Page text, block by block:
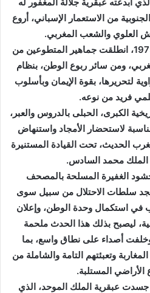
من الاستعمار الإسباني، أروع
العلوي والشعب المغربي.
ففي السادس من نونبر سنة 1975، انطلقت جماهير المتطوعين من
ومن سائر ربوع الوطن، بنظام
لتحريرها، بقوة الإيمان وبأسلوب
فريد من نوعه.
الكبرى، الحبلى بالدروس والعبر،
لاستحضار الأمجاد واستنهاض
الحديث، تحت القيادة المستنيرة
الملك محمد السادس.
الغفيرة المسلحة بالمصحف
سلطات الاحتلال من سبيل سوى
في استكمال وحدة الوطن، وإعلان
ليصبح بذلك هذا الحدث ملحمة
أصداء على نطاق واسع، بما
وتعبئتهم التامة والشاملة من
المستلبة.
جسدت عبقرية الملك الموحد، الذي